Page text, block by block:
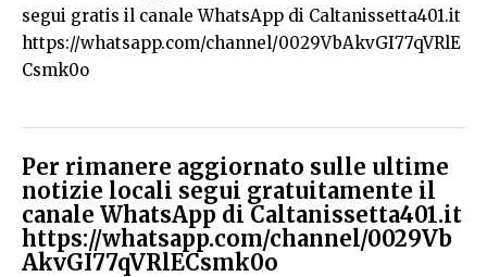
segui gratis il canale WhatsApp di Caltanissetta401.it
https://whatsapp.com/channel/0029VbAkvGI77qVRlE
Csmk0o
Per rimanere aggiornato sulle ultime
notizie locali segui gratuitamente il
canale WhatsApp di Caltanissetta401.it
https://whatsapp.com/channel/0029Vb
AkvGI77qVRlECsmk0o